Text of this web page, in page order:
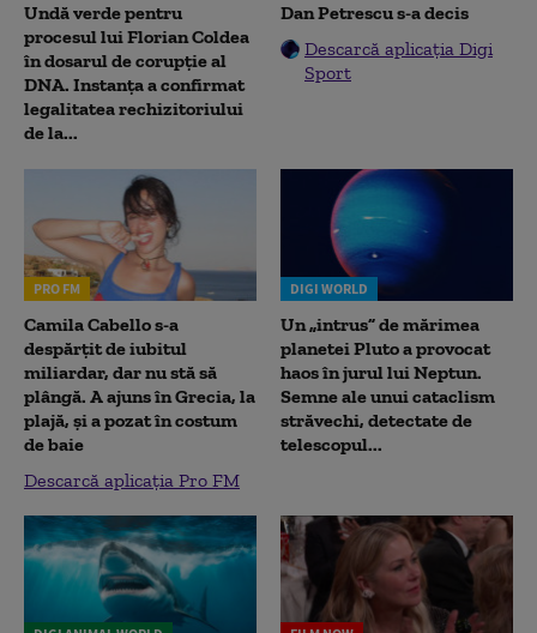
Undă verde pentru
procesul lui Florian Coldea
în dosarul de corupție al
DNA. Instanța a confirmat
legalitatea rechizitoriului
de la...
Dan Petrescu s-a decis
Descarcă aplicația Digi
Sport
PRO FM
Camila Cabello s-a
despărțit de iubitul
miliardar, dar nu stă să
plângă. A ajuns în Grecia, la
plajă, și a pozat în costum
de baie
Descarcă aplicația Pro FM
DIGI WORLD
Un „intrus” de mărimea
planetei Pluto a provocat
haos în jurul lui Neptun.
Semne ale unui cataclism
străvechi, detectate de
telescopul...